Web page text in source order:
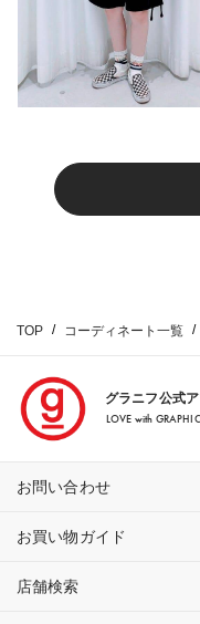
TOP コーディネート一覧
グラニフ公式ア
LOVE with GRAPHIC
お問い合わせ
お買い物ガイド
店舗検索